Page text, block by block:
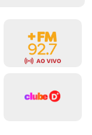
AO VIVO